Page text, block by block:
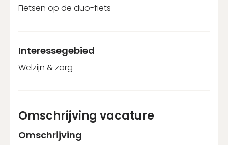
Fietsen op de duo-fiets
Interessegebied
Welzijn & zorg
Omschrijving vacature
Omschrijving
Account aanmaken